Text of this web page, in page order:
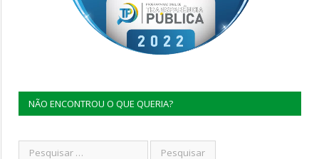
NÃO ENCONTROU O QUE QUERIA?